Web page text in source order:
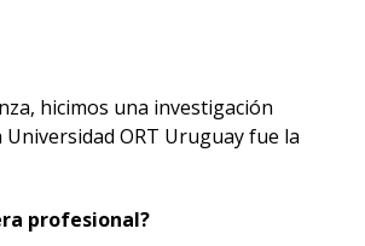
hicimos una investigación
ORT Uruguay fue la
profesional?